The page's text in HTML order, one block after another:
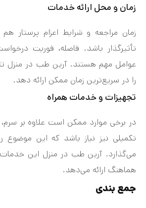
زمان و محل ارائه خدمات
زمان مراجعه و شرایط اعزام پرستار
تأثیرگذار باشد. فاصله، فوریت
عوامل مهم هستند. آرین طب در منزل
را در سریع‌ترین زمان ممکن ارائه دهد.
تجهیزات و خدمات همراه
در برخی موارد ممکن است علاوه بر
تکمیلی نیز نیاز باشد که این موضوع
می‌گذارد. آرین طب در منزل این
هماهنگ ارائه می‌دهد.
جمع بندی